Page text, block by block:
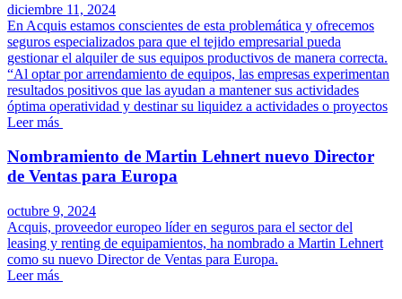
diciembre 11, 2024
En Acquis estamos conscientes de esta problemática y ofrecemos
seguros especializados para que el tejido empresarial pueda
gestionar el alquiler de sus equipos productivos de manera correcta.
“Al optar por arrendamiento de equipos, las empresas experimentan
resultados positivos que las ayudan a mantener sus actividades
óptima operatividad y destinar su liquidez a actividades o proyectos
Leer más
Nombramiento de Martin Lehnert nuevo Director
de Ventas para Europa
octubre 9, 2024
Acquis, proveedor europeo líder en seguros para el sector del
leasing y renting de equipamientos, ha nombrado a Martin Lehnert
como su nuevo Director de Ventas para Europa.
Leer más